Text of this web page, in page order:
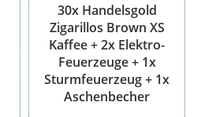
30x Handelsgold
Zigarillos Brown XS
Kaffee + 2x Elektro-
Feuerzeuge + 1x
Sturmfeuerzeug + 1x
Aschenbecher